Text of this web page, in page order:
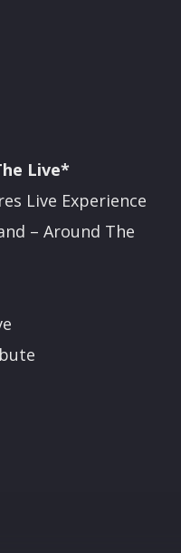
Live*
Live Experience
– Around The